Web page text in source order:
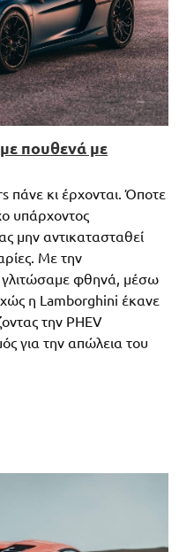
πουθενά με
πάνε κι έρχονται. Όποτε
υπάρχοντος
μην αντικατασταθεί
Με την
φθηνά, μέσω
η Lamborghini έκανε
την PHEV
για την απώλεια του